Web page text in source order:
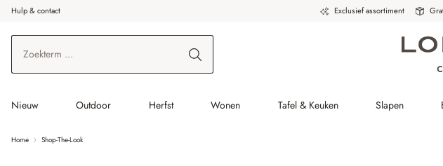
de hoofdinhoud
Ga naar zoeken
Ga naar de hoofdnavigatie
Hulp & contact Exclusief assortiment
Nieuw Outdoor Herfst Wonen Tafel & Keuken Slapen
Home Shop-The-Look